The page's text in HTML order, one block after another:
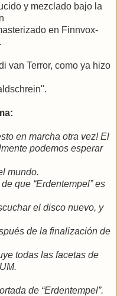
y mezclado bajo la
en Finnvox-
van Terror, como ya hizo
en marcha otra vez! El
podemos esperar
mundo.
que “Erdentempel” es
el disco nuevo, y
de la finalización de
todas las facetas de
de “Erdentempel”.